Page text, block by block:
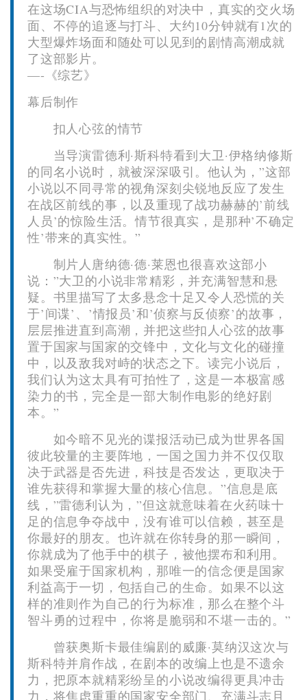
在这场CIA与恐怖组织的对决中，真实的交火场
面、不停的追逐与打斗、大约10分钟就有1次的
大型爆炸场面和随处可以见到的剧情高潮成就
了这部影片。
—-《综艺》
幕后制作
扣人心弦的情节
当导演雷德利·斯科特看到大卫·伊格纳修斯
的同名小说时，就被深深吸引。他认为，”这部
小说以不同寻常的视角深刻尖锐地反应了发生
在战区前线的事，以及重现了战功赫赫的’前线
人员’的惊险生活。情节很真实，是那种’不确定
性’带来的真实性。”
制片人唐纳德·德·莱恩也很喜欢这部小
说：”大卫的小说非常精彩，并充满智慧和悬
疑。书里描写了太多悬念十足又令人恐慌的关
于’间谍’、’情报员’和’侦察与反侦察’的故事，
层层推进直到高潮，并把这些扣人心弦的故事
置于国家与国家的交锋中，文化与文化的碰撞
中，以及敌我对峙的状态之下。读完小说后，
我们认为这太具有可拍性了，这是一本极富感
染力的书，完全是一部大制作电影的绝好剧
本。”
如今暗不见光的谍报活动已成为世界各国
彼此较量的主要阵地，一国之国力并不仅仅取
决于武器是否先进，科技是否发达，更取决于
谁先获得和掌握大量的核心信息。”信息是底
线，”雷德利认为，”但这就意味着在火药味十
足的信息争夺战中，没有谁可以信赖，甚至是
你最好的朋友。也许就在你转身的那一瞬间，
你就成为了他手中的棋子，被他摆布和利用。
如果受雇于国家机构，那唯一的信念便是国家
利益高于一切，包括自己的生命。如果不以这
样的准则作为自己的行为标准，那么在整个斗
智斗勇的过程中，你将是脆弱和不堪一击的。”
曾获奥斯卡最佳编剧的威廉·莫纳汉这次与
斯科特并肩作战，在剧本的改编上也是不遗余
力，把原本就精彩纷呈的小说改编得更具冲击
力，将焦虑重重的国家安全部门、充满斗志且